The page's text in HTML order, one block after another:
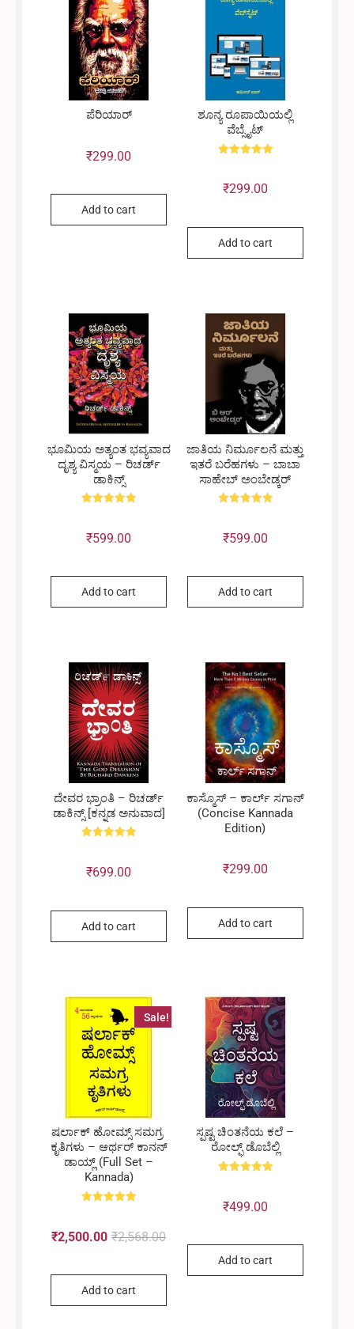
ಪೆರಿಯಾರ್
₹299.00
Add to cart
ಶೂನ್ಯ ರೂಪಾಯಿಯಲ್ಲಿ
ವೆಬ್ಸೈಟ್
out of 5
₹299.00
Add to cart
ಭೂಮಿಯ ಅತ್ಯಂತ ಭವ್ಯವಾದ
ದೃಶ್ಯ ವಿಸ್ಮಯ – ರಿಚರ್ಡ್
ಡಾಕಿನ್ಸ್
out of 5
₹599.00
Add to cart
ಜಾತಿಯ ನಿರ್ಮೂಲನೆ ಮತ್ತು
ಇತರೆ ಬರೆಹಗಳು – ಬಾಬಾ
ಸಾಹೇಬ್ ಅಂಬೇಡ್ಕರ್
out of 5
₹599.00
Add to cart
ದೇವರ ಭ್ರಾಂತಿ – ರಿಚರ್ಡ್
ಡಾಕಿನ್ಸ್ [ಕನ್ನಡ ಅನುವಾದ]
out of 5
₹699.00
Add to cart
ಕಾಸ್ಮೊಸ್ – ಕಾರ್ಲ್ ಸಗಾನ್
(Concise Kannada
Edition)
₹299.00
Add to cart
Sale!
ಷರ್ಲಾಕ್ ಹೋಮ್ಸ್ ಸಮಗ್ರ
ಕೃತಿಗಳು – ಆರ್ಥರ್ ಕಾನನ್
ಡಾಯ್ಲ್ (Full Set –
Kannada)
out of 5
₹2,568.00Original
₹2,500.00 Current
Add to cart
ಸ್ಪಷ್ಟ ಚಿಂತನೆಯ ಕಲೆ –
ರೋಲ್ಫ್ ಡೊಬೆಲ್ಲಿ
out of 5
₹499.00
Add to cart